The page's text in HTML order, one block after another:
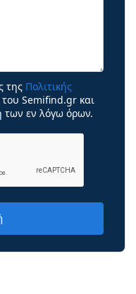
της Πολιτικής
του Semifind.gr και
των εν λόγω όρων.